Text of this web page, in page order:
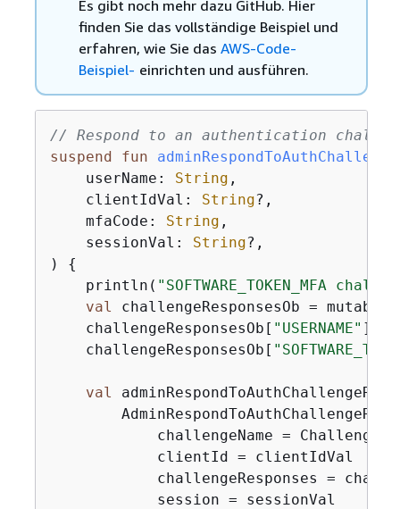
Es gibt noch mehr dazu GitHub. Hier
finden Sie das vollständige Beispiel und
erfahren, wie Sie das AWS-Code-
Beispiel- einrichten und ausführen.
// Respond to an authentication
suspend
fun adminRespondToAuthChallenge
    userName:
String ,
    clientIdVal:
String?,
    mfaCode:
String ,
    sessionVal:
String?,
)
{
    println(
"SOFTWARE_TOKEN_MFA
val
challengeResponsesOb =
    challengeResponsesOb[
"USERNAME" ] =
    challengeResponsesOb[
val
challengeName =
            clientId = clientIdVal
challengeResponses =
            session = sessionVal